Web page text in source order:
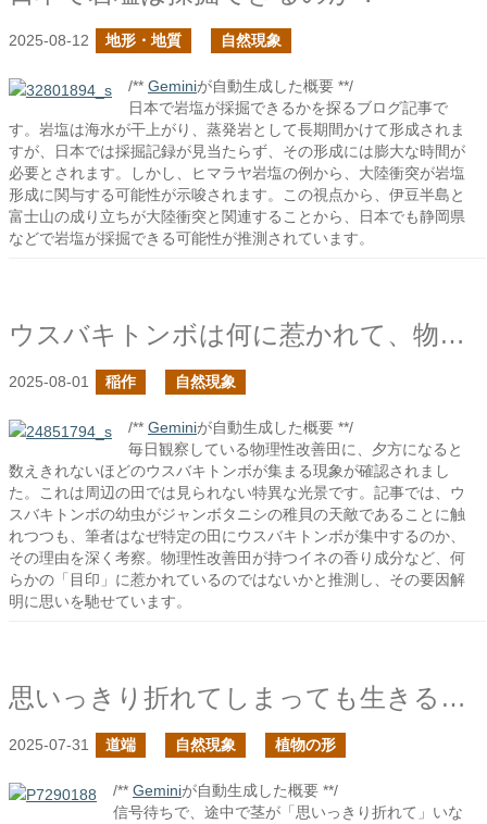
2025-08-12 地形・地質 自然現象
/** Geminiが自動生成した概要 **/
日本で岩塩が採掘できるかを探るブログ記事で
す。岩塩は海水が干上がり、蒸発岩として長期間かけて形成されま
すが、日本では採掘記録が見当たらず、その形成には膨大な時間が
必要とされます。しかし、ヒマラヤ岩塩の例から、大陸衝突が岩塩
形成に関与する可能性が示唆されます。この視点から、伊豆半島と
富士山の成り立ちが大陸衝突と関連することから、日本でも静岡県
などで岩塩が採掘できる可能性が推測されています。
ウスバキトンボは何に惹かれて、物理性を改善した田に集まっているのだろう？
2025-08-01 稲作 自然現象
/** Geminiが自動生成した概要 **/
毎日観察している物理性改善田に、夕方になると
数えきれないほどのウスバキトンボが集まる現象が確認されまし
た。これは周辺の田では見られない特異な光景です。記事では、ウ
スバキトンボの幼虫がジャンボタニシの稚貝の天敵であることに触
れつつも、筆者はなぜ特定の田にウスバキトンボが集中するのか、
その理由を深く考察。物理性改善田が持つイネの香り成分など、何
らかの「目印」に惹かれているのではないかと推測し、その要因解
明に思いを馳せています。
思いっきり折れてしまっても生きることを諦めない姿勢を見習いたい
2025-07-31 道端 自然現象 植物の形
/** Geminiが自動生成した概要 **/
信号待ちで、途中で茎が「思いっきり折れて」いな